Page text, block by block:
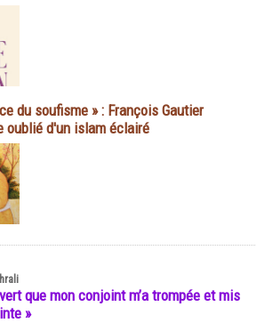
du soufisme » : François Gautier
oublié d'un islam éclairé
que mon conjoint m’a trompée et mis
»